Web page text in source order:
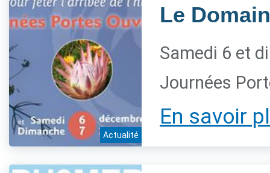
Actualité
Le
Samedi 6 et
Journées
En savoir